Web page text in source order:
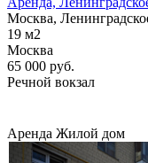
Москва,
19 м2
Москва
65 000 руб.
Речной вокзал
Аренда Жилой дом